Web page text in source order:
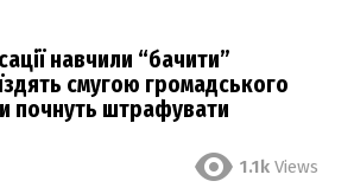
навчили “бачити”
смугою громадського
почнуть штрафувати
1.1k Views